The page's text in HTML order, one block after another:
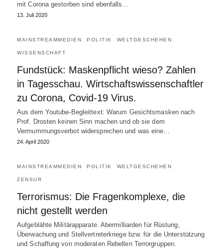
mit Corona gestorben sind ebenfalls…
13. Juli 2020
MAINSTREAMMEDIEN POLITIK WELTGESCHEHEN
WISSENSCHAFT
Fundstück: Maskenpflicht wieso? Zahlen
in Tagesschau. Wirtschaftswissenschaftler
zu Corona, Covid-19 Virus.
Aus dem Youtube-Begleittext: Warum Gesichtsmasken nach
Prof. Drosten keinen Sinn machen und ob sie dem
Vermummungsverbot widersprechen und was eine…
24. April 2020
MAINSTREAMMEDIEN POLITIK WELTGESCHEHEN
ZENSUR
Terrorismus: Die Fragenkomplexe, die
nicht gestellt werden
Aufgeblähte Militärapparate. Abermilliarden für Rüstung,
Überwachung und Stellvertreterkriege bzw. für die Unterstützung
und Schaffung von moderaten Rebellen Terrorgruppen.